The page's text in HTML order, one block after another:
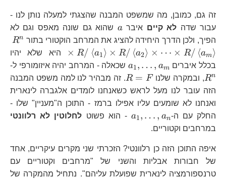
זה גם, כמובן, מה שמשפט המבנה שהצגתי למעלה נותן לנו -
עבור שדה לא קיים איבר a a שהוא גם שונה מאפס וגם לא
הפיך, ולכן הדרך היחידה להציג את המרחב הוקטורי בתור
Rn
× R/ ⟨a1⟩ × R/ ⟨a2⟩ × ⋯ × R/ ⟨am⟩
היא שלא יהיו
בכלל איבריםa_{1},\dots,a_{m}
a1, … , am שכאלה - המרחב יהיה איזומורפי ל-
Rn , ובמקרה שלנו R=F R = F
. זה מבהיר לנו למה משפט המבנה
הזה עובר לנו מעל לראש כשאנחנו לומדים אלגברה לינארית
ואנחנו לא שומעים עליו אפילו ברמז - התוכן ה"מעניין" שלו -
החלק עם ה-a_{1},\dots,a_{n}
a1, … , an - הוא פשוט לחלוטין לא רלוונטי
במרחבים וקטוריים.
איפה התוכן הזה כן רלוונטי? הזכרתי שני מקרים עיקריים, אחד
של חבורות אבליות והשני של "מרחבים וקטוריים עם
טרנספורמציה לינארית שפועלת עליהם". נתחיל מהמקרה של